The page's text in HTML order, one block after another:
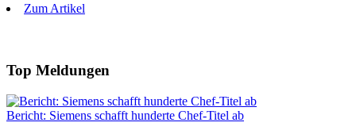
Zum Artikel
Top Meldungen
Bericht: Siemens schafft hunderte Chef-Titel ab